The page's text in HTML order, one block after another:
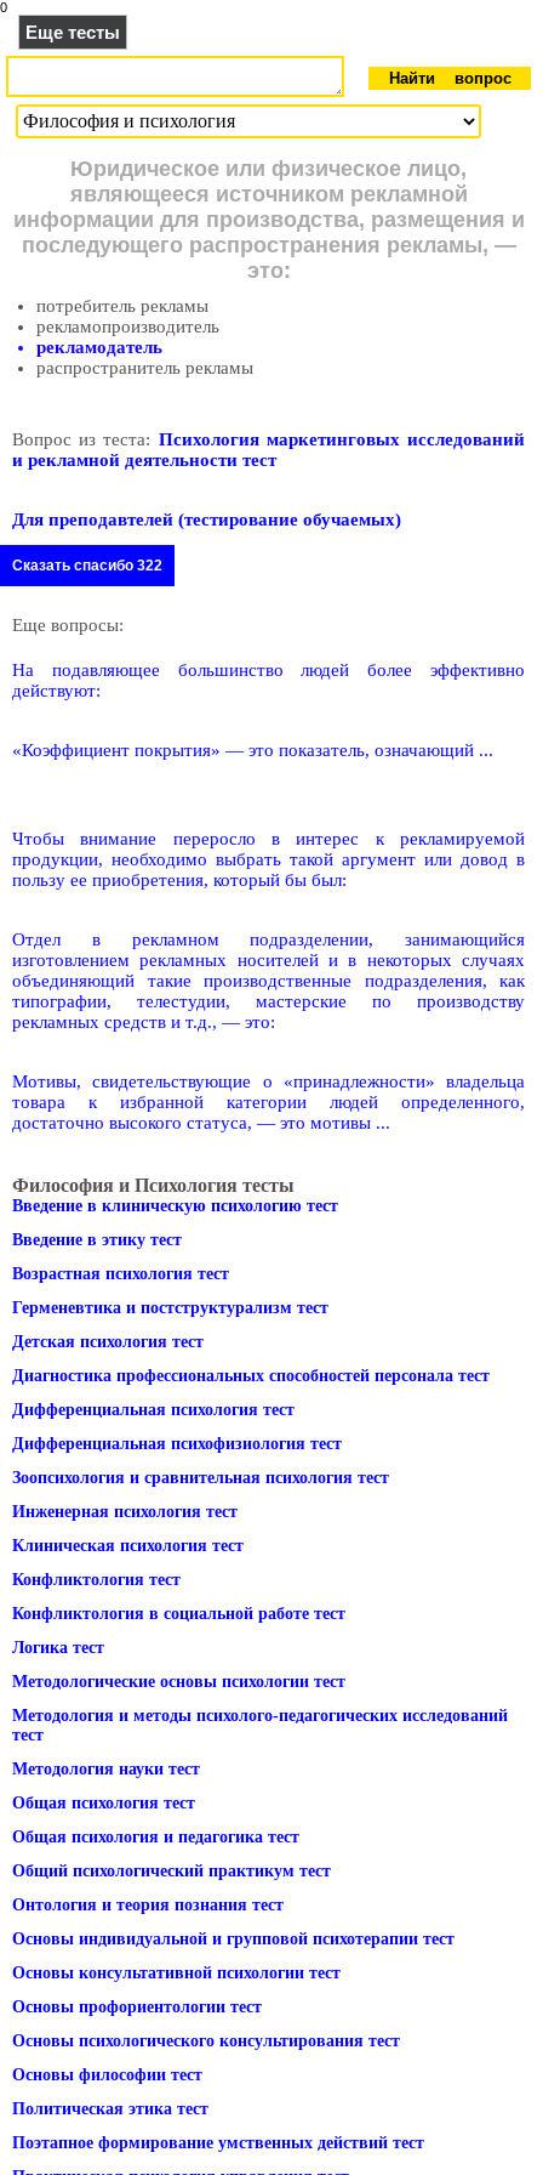
0
Еще тесты
Юридическое или физическое лицо,
являющееся источником рекламной
информации для производства, размещения и
последующего распространения рекламы, —
это:
потребитель рекламы
рекламопроизводитель
рекламодатель
распространитель рекламы
Вопрос из теста: Психология маркетинговых исследований
и рекламной деятельности тест
Для преподавтелей (тестирование обучаемых)
Сказать спасибо 322
Еще вопросы:
На подавляющее большинство людей более эффективно
действуют:
«Коэффициент покрытия» — это показатель, означающий ...
Чтобы внимание переросло в интерес к рекламируемой
продукции, необходимо выбрать такой аргумент или довод в
пользу ее приобретения, который бы был:
Отдел в рекламном подразделении, занимающийся
изготовлением рекламных носителей и в некоторых случаях
объединяющий такие производственные подразделения, как
типографии, телестудии, мастерские по производству
рекламных средств и т.д., — это:
Мотивы, свидетельствующие о «принадлежности» владельца
товара к избранной категории людей определенного,
достаточно высокого статуса, — это мотивы ...
Философия и Психология тесты
Введение в клиническую психологию тест
Введение в этику тест
Возрастная психология тест
Герменевтика и постструктурализм тест
Детская психология тест
Диагностика профессиональных способностей персонала тест
Дифференциальная психология тест
Дифференциальная психофизиология тест
Зоопсихология и сравнительная психология тест
Инженерная психология тест
Клиническая психология тест
Конфликтология тест
Конфликтология в социальной работе тест
Логика тест
Методологические основы психологии тест
Методология и методы психолого-педагогических исследований
тест
Методология науки тест
Общая психология тест
Общая психология и педагогика тест
Общий психологический практикум тест
Онтология и теория познания тест
Основы индивидуальной и групповой психотерапии тест
Основы консультативной психологии тест
Основы профориентологии тест
Основы психологического консультирования тест
Основы философии тест
Политическая этика тест
Поэтапное формирование умственных действий тест